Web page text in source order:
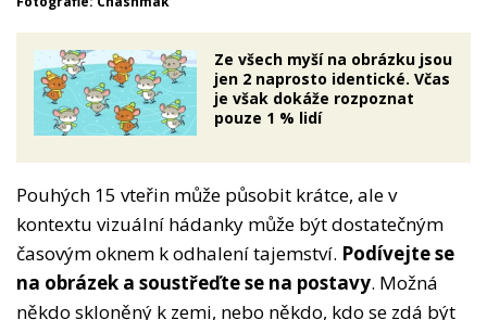
Ze všech myší na obrázku jsou
jen 2 naprosto identické. Včas
je však dokáže rozpoznat
pouze 1 % lidí
Pouhých 15 vteřin může působit krátce, ale v
kontextu vizuální hádanky může být dostatečným
časovým oknem k odhalení tajemství. Podívejte se
na obrázek a soustřeďte se na postavy. Možná
někdo skloněný k zemi, nebo někdo, kdo se zdá být